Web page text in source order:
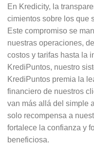
En Kredicity, la
cimientos sobre los que
Este compromiso se
nuestras operaciones,
costos y tarifas hasta la
KrediPuntos, nuestro
KrediPuntos premia la
financiero de nuestros
van más allá del simple
solo recompensa a
fortalece la confianza y
beneficiosa.